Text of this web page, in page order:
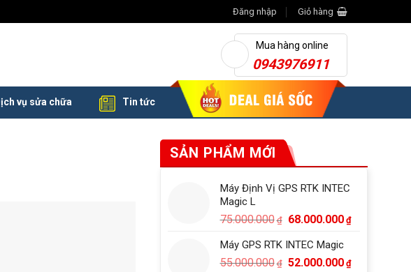
Đăng nhập Giỏ hàng
Mua hàng online
0943976911
vụ sửa chữa Tin tức
SẢN PHẨM MỚI
Máy Định Vị GPS RTK INTEC
Magic L
75.000.000 ₫
Giá
là:
75.000.000₫.
68.000.000 ₫Giá
là:
Máy GPS RTK INTEC Magic
55.000.000 ₫ Giá
52.000.000 ₫Giá